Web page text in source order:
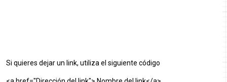
Si quieres dejar un link, utiliza el siguiente código